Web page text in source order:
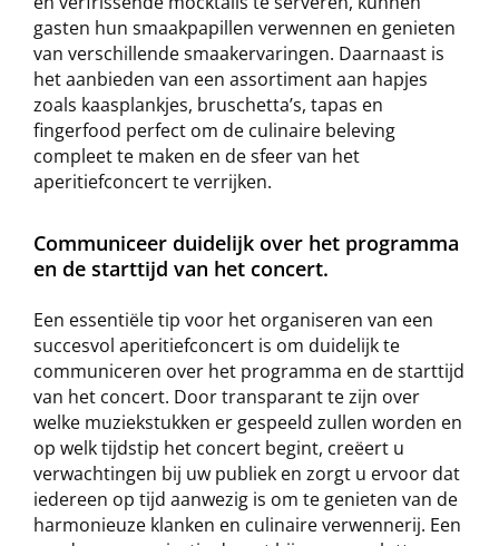
gasten hun smaakpapillen verwennen en genieten
van verschillende smaakervaringen. Daarnaast is
het aanbieden van een assortiment aan hapjes
zoals kaasplankjes, bruschetta’s, tapas en
fingerfood perfect om de culinaire beleving
compleet te maken en de sfeer van het
aperitiefconcert te verrijken.
Communiceer duidelijk over het programma
en de starttijd van het concert.
Een essentiële tip voor het organiseren van een
succesvol aperitiefconcert is om duidelijk te
communiceren over het programma en de starttijd
van het concert. Door transparant te zijn over
welke muziekstukken er gespeeld zullen worden en
op welk tijdstip het concert begint, creëert u
verwachtingen bij uw publiek en zorgt u ervoor dat
iedereen op tijd aanwezig is om te genieten van de
harmonieuze klanken en culinaire verwennerij. Een